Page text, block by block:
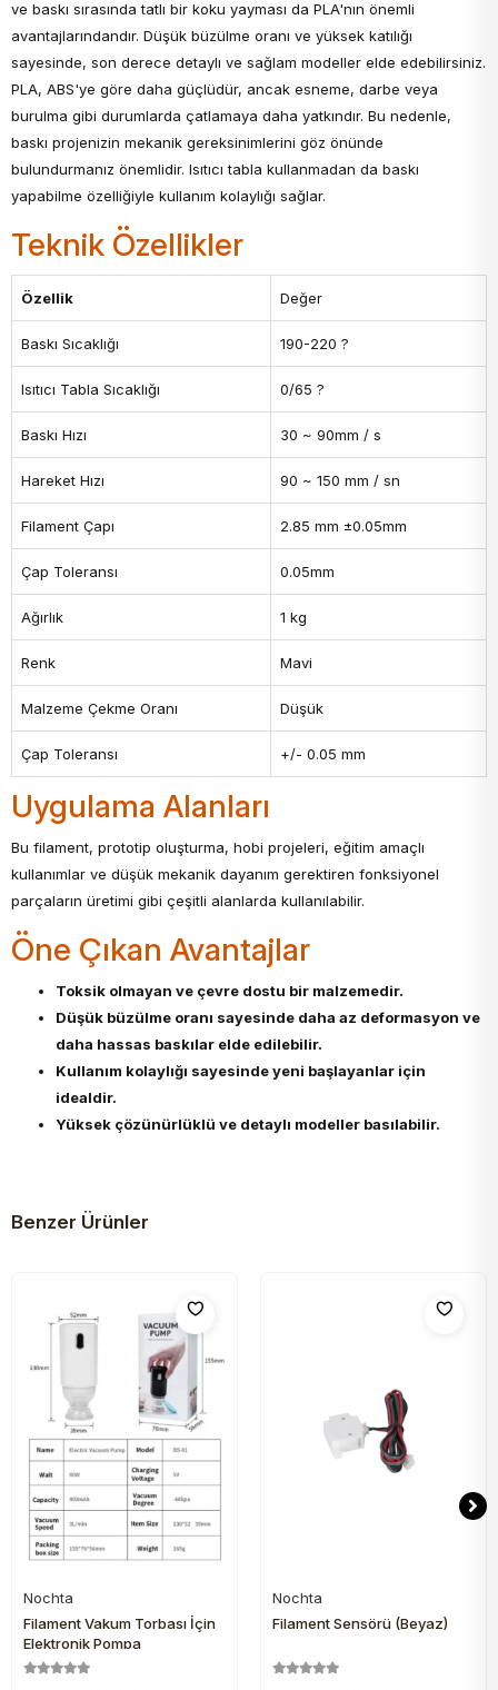
ve baskı sırasında tatlı bir koku yayması da PLA'nın önemli
avantajlarındandır. Düşük büzülme oranı ve yüksek katılığı
sayesinde, son derece detaylı ve sağlam modeller elde edebilirsiniz.
PLA, ABS'ye göre daha güçlüdür, ancak esneme, darbe veya
burulma gibi durumlarda çatlamaya daha yatkındır. Bu nedenle,
baskı projenizin mekanik gereksinimlerini göz önünde
bulundurmanız önemlidir. Isıtıcı tabla kullanmadan da baskı
yapabilme özelliğiyle kullanım kolaylığı sağlar.
Teknik Özellikler
Özellik Değer
Baskı Sıcaklığı 190-220 ?
Isıtıcı Tabla Sıcaklığı 0/65 ?
Baskı Hızı 30 ~ 90mm / s
Hareket Hızı 90 ~ 150 mm / sn
Filament Çapı 2.85 mm ±0.05mm
Çap Toleransı 0.05mm
Ağırlık 1 kg
Renk Mavi
Malzeme Çekme Oranı Düşük
Çap Toleransı +/- 0.05 mm
Uygulama Alanları
Bu filament, prototip oluşturma, hobi projeleri, eğitim amaçlı
kullanımlar ve düşük mekanik dayanım gerektiren fonksiyonel
parçaların üretimi gibi çeşitli alanlarda kullanılabilir.
Öne Çıkan Avantajlar
Toksik olmayan ve çevre dostu bir malzemedir.
Düşük büzülme oranı sayesinde daha az deformasyon ve
daha hassas baskılar elde edilebilir.
Kullanım kolaylığı sayesinde yeni başlayanlar için
idealdir.
Yüksek çözünürlüklü ve detaylı modeller basılabilir.
Benzer Ürünler
Nochta
Filament Vakum Torbası İçin
Elektronik Pompa
Sepete Ekle
Nochta
Filament Sensörü (Beyaz)